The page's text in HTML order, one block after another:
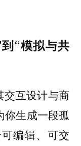
“模拟与共
交互设计与商
你生成一段孤
编辑、可交